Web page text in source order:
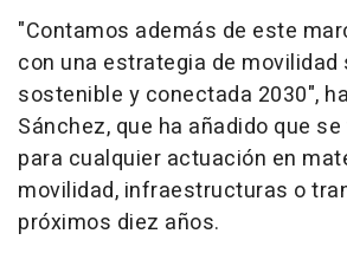
"Contamos además de este
con una estrategia de movilidad
sostenible y conectada 2030",
Sánchez, que ha añadido que
para cualquier actuación en
movilidad, infraestructuras o
próximos diez años.